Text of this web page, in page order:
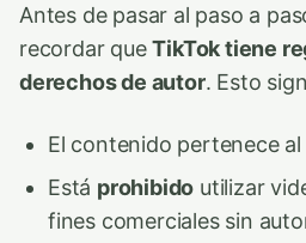
Antes de pasar al paso a
recordar queTikTok tiene
derechos de autor. Esto
El contenido pertenece al
Está prohibido utilizar
fines comerciales sin